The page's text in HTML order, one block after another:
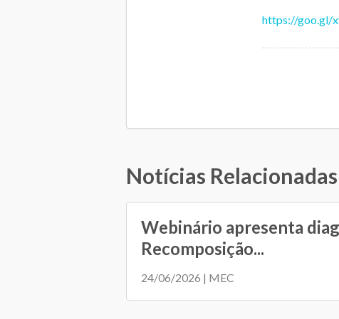
https://goo.gl/
Notícias Relacionadas
Webinário apresenta
Recomposição...
24/06/2026 | MEC